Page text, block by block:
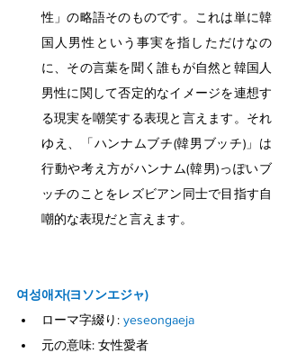
性」の略語そのものです。これは単に韓
国人男性という事実を指しただけなの
に、その言葉を聞く誰もが自然と韓国人
男性に関して否定的なイメージを連想す
る現実を嘲笑する表現と言えます。それ
ゆえ、「ハンナムブチ(韓男ブッチ)」は
行動や考え方がハンナム(韓男)っぽいブ
ッチのことをレズビアン同士で目指す自
嘲的な表現だと言えます。
여성애자(ヨソンエジャ)
ローマ字綴り: yeseongaeja
元の意味: 女性愛者